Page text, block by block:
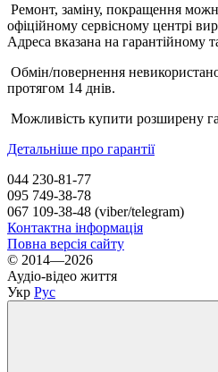
Ремонт, заміну, покращення
офіційному сервісному центрі
Адреса вказана на гарантійному
Обмін/повернення
протягом 14 днів.
Можливість купити розширену
Детальніше про гарантії
044 230-81-77
095 749-38-78
067 109-38-48 (viber/telegram)
Контактна інформація
Повна версія сайту
© 2014—2026
Аудіо-відео життя
Укр Рус